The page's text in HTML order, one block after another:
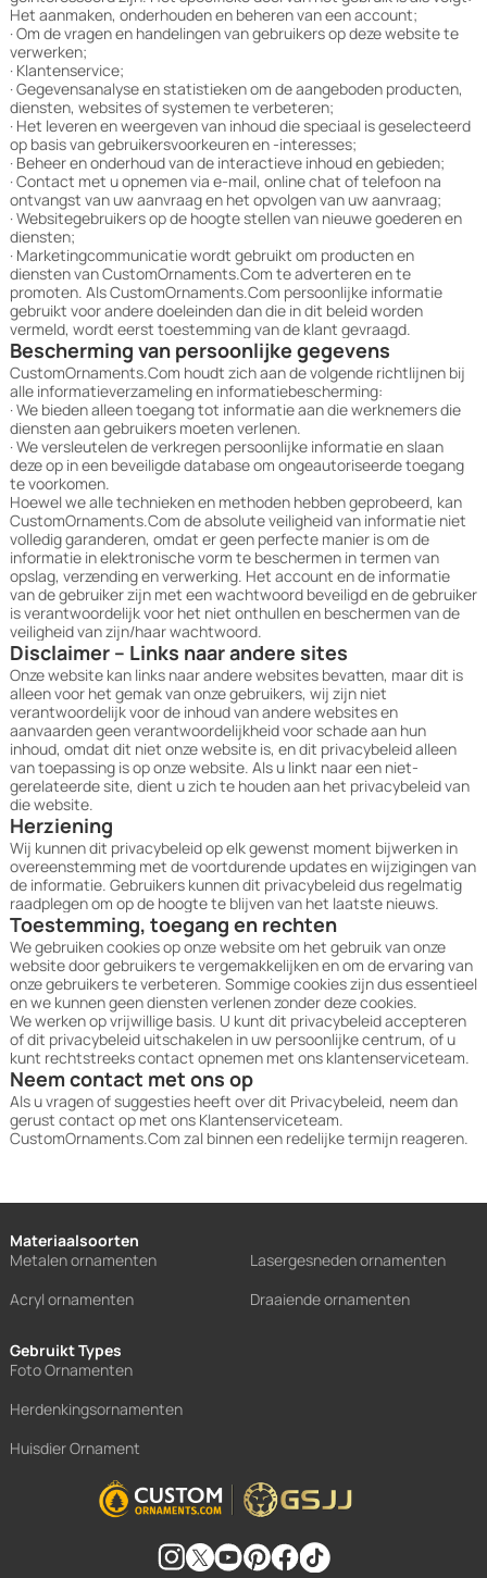
Het aanmaken, onderhouden en beheren van een account;
· Om de vragen en handelingen van gebruikers op deze website te
verwerken;
· Klantenservice;
· Gegevensanalyse en statistieken om de aangeboden producten,
diensten, websites of systemen te verbeteren;
· Het leveren en weergeven van inhoud die speciaal is geselecteerd
op basis van gebruikersvoorkeuren en -interesses;
· Beheer en onderhoud van de interactieve inhoud en gebieden;
· Contact met u opnemen via e-mail, online chat of telefoon na
ontvangst van uw aanvraag en het opvolgen van uw aanvraag;
· Websitegebruikers op de hoogte stellen van nieuwe goederen en
diensten;
· Marketingcommunicatie wordt gebruikt om producten en
diensten van CustomOrnaments.Com te adverteren en te
promoten. Als CustomOrnaments.Com persoonlijke informatie
gebruikt voor andere doeleinden dan die in dit beleid worden
vermeld, wordt eerst toestemming van de klant gevraagd.
Bescherming van persoonlijke gegevens
CustomOrnaments.Com houdt zich aan de volgende richtlijnen bij
alle informatieverzameling en informatiebescherming:
· We bieden alleen toegang tot informatie aan die werknemers die
diensten aan gebruikers moeten verlenen.
· We versleutelen de verkregen persoonlijke informatie en slaan
deze op in een beveiligde database om ongeautoriseerde toegang
te voorkomen.
Hoewel we alle technieken en methoden hebben geprobeerd, kan
CustomOrnaments.Com de absolute veiligheid van informatie niet
volledig garanderen, omdat er geen perfecte manier is om de
informatie in elektronische vorm te beschermen in termen van
opslag, verzending en verwerking. Het account en de informatie
van de gebruiker zijn met een wachtwoord beveiligd en de gebruiker
is verantwoordelijk voor het niet onthullen en beschermen van de
veiligheid van zijn/haar wachtwoord.
Disclaimer – Links naar andere sites
Onze website kan links naar andere websites bevatten, maar dit is
alleen voor het gemak van onze gebruikers, wij zijn niet
verantwoordelijk voor de inhoud van andere websites en
aanvaarden geen verantwoordelijkheid voor schade aan hun
inhoud, omdat dit niet onze website is, en dit privacybeleid alleen
van toepassing is op onze website. Als u linkt naar een niet-
gerelateerde site, dient u zich te houden aan het privacybeleid van
die website.
Herziening
Wij kunnen dit privacybeleid op elk gewenst moment bijwerken in
overeenstemming met de voortdurende updates en wijzigingen van
de informatie. Gebruikers kunnen dit privacybeleid dus regelmatig
raadplegen om op de hoogte te blijven van het laatste nieuws.
Toestemming, toegang en rechten
We gebruiken cookies op onze website om het gebruik van onze
website door gebruikers te vergemakkelijken en om de ervaring van
onze gebruikers te verbeteren. Sommige cookies zijn dus essentieel
en we kunnen geen diensten verlenen zonder deze cookies.
We werken op vrijwillige basis. U kunt dit privacybeleid accepteren
of dit privacybeleid uitschakelen in uw persoonlijke centrum, of u
kunt rechtstreeks contact opnemen met ons klantenserviceteam.
Neem contact met ons op
Als u vragen of suggesties heeft over dit Privacybeleid, neem dan
gerust contact op met ons Klantenserviceteam.
CustomOrnaments.Com zal binnen een redelijke termijn reageren.
Materiaalsoorten
Metalen ornamenten
Lasergesneden ornamenten
Acryl ornamenten
Draaiende ornamenten
Gebruikt Types
Foto Ornamenten
Herdenkingsornamenten
Huisdier Ornament